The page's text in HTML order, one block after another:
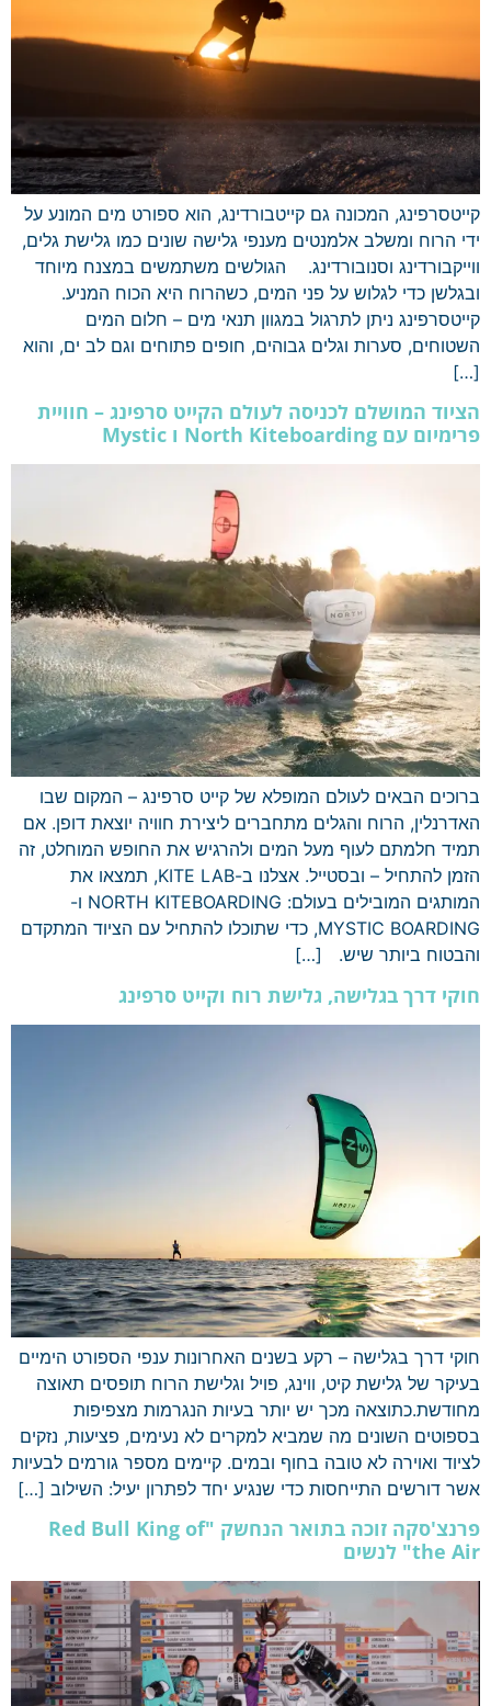
קייטסרפינג, המכונה גם קייטבורדינג, הוא ספורט מים המונע על
ידי הרוח ומשלב אלמנטים מענפי גלישה שונים כמו גלישת גלים,
ווייקבורדינג וסנובורדינג. הגולשים משתמשים במצנח מיוחד
ובגלשן כדי לגלוש על פני המים, כשהרוח היא הכוח המניע.
קייטסרפינג ניתן לתרגול במגוון תנאי מים – חלום המים
השטוחים, סערות וגלים גבוהים, חופים פתוחים וגם לב ים, והוא
[…]
הציוד המושלם לכניסה לעולם הקייט סרפינג – חוויית
פרימיום עם North Kiteboarding ו Mystic
ברוכים הבאים לעולם המופלא של קייט סרפינג – המקום שבו
האדרנלין, הרוח והגלים מתחברים ליצירת חוויה יוצאת דופן. אם
תמיד חלמתם לעוף מעל המים ולהרגיש את החופש המוחלט, זה
הזמן להתחיל – ובסטייל. אצלנו ב-KITE LAB, תמצאו את
המותגים המובילים בעולם: NORTH KITEBOARDING ו-
MYSTIC BOARDING, כדי שתוכלו להתחיל עם הציוד המתקדם
והבטוח ביותר שיש. […]
חוקי דרך בגלישה, גלישת רוח וקייט סרפינג
חוקי דרך בגלישה – רקע בשנים האחרונות ענפי הספורט הימיים
בעיקר של גלישת קיט, ווינג, פויל וגלישת הרוח תופסים תאוצה
מחודשת.כתוצאה מכך יש יותר בעיות הנגרמות מצפיפות
בספוטים השונים מה שמביא למקרים לא נעימים, פציעות, נזקים
לציוד ואוירה לא טובה בחוף ובמים. קיימים מספר גורמים לבעיות
אשר דורשים התייחסות כדי שנגיע יחד לפתרון יעיל: השילוב […]
פרנצ'סקה זוכה בתואר הנחשק "Red Bull King of
the Air" לנשים